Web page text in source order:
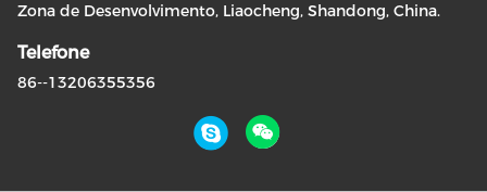
Zona de Desenvolvimento, Liaocheng, Shandong, China.
Telefone
86--13206355356